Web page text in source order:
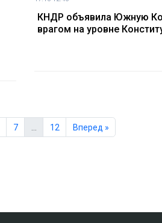
КНДР объявила Южную
врагом на уровне
7 12 Вперед »